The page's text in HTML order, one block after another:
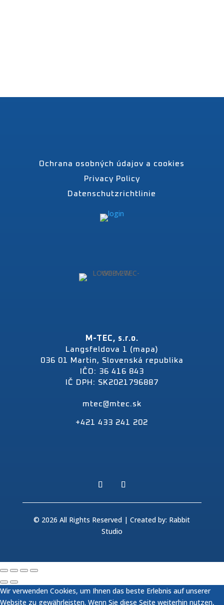
Ochrana osobných údajov a cookies
Privacy Policy
Datenschutzrichtlinie
M-TEC, s.r.o.
Langsfeldova 1 (mapa)
036 01 Martin, Slovenská republika
IČO: 36 416 843
IČ DPH: SK2021796887
mtec@mtec.sk
+421 433 241 202
© 2026 All Rights Reserved | Created by: Rabbit
Studio
Wir verwenden Cookies, um Ihnen das beste Erlebnis auf unserer
Website zu gewährleisten. Wenn Sie diese Seite weiterhin nutzen,